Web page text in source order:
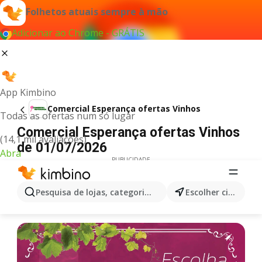
Folhetos atuais sempre à mão
Adicionar ao Chrome - GRÁTIS
App Kimbino
Todas as ofertas num só lugar
(14,1 mil avaliações)
Abra
Pesquisa de lojas, categorias,produtos... Escolher cidade
Comercial Esperança ofertas Vinhos
Comercial Esperança ofertas Vinhos
de 01/07/2026
PUBLICIDADE